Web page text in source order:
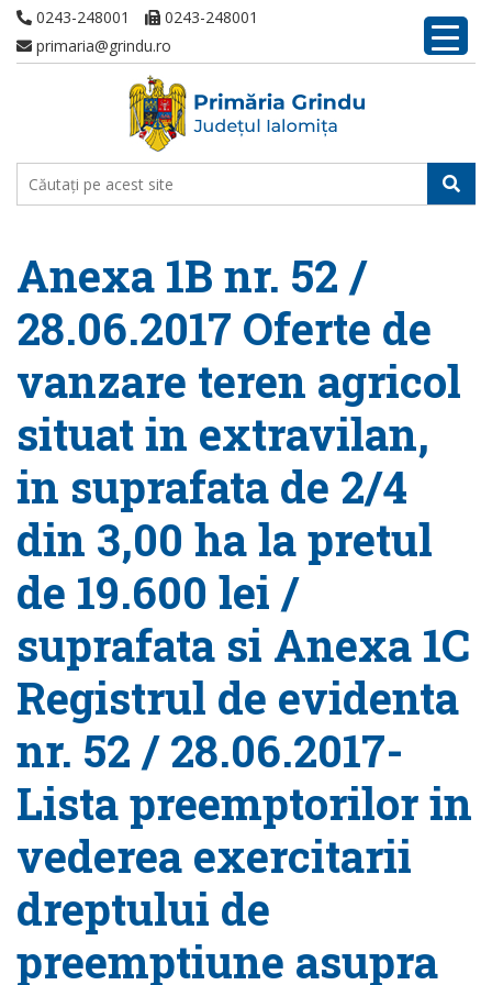
0243-248001
0243-248001
primaria@grindu.ro
Anexa 1B nr. 52 /
28.06.2017 Oferte de
vanzare teren agricol
situat in extravilan,
in suprafata de 2/4
din 3,00 ha la pretul
de 19.600 lei /
suprafata si Anexa 1C
Registrul de evidenta
nr. 52 / 28.06.2017-
Lista preemptorilor in
vederea exercitarii
dreptului de
preemptiune asupra